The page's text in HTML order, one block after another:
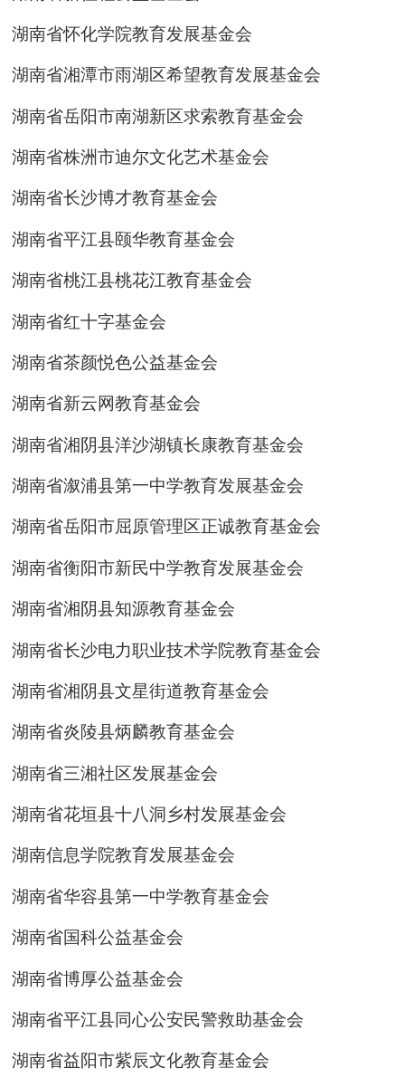
湖南省怀化学院教育发展基金会
湖南省湘潭市雨湖区希望教育发展基金会
湖南省岳阳市南湖新区求索教育基金会
湖南省株洲市迪尔文化艺术基金会
湖南省长沙博才教育基金会
湖南省平江县颐华教育基金会
湖南省桃江县桃花江教育基金会
湖南省红十字基金会
湖南省茶颜悦色公益基金会
湖南省新云网教育基金会
湖南省湘阴县洋沙湖镇长康教育基金会
湖南省溆浦县第一中学教育发展基金会
湖南省岳阳市屈原管理区正诚教育基金会
湖南省衡阳市新民中学教育发展基金会
湖南省湘阴县知源教育基金会
湖南省长沙电力职业技术学院教育基金会
湖南省湘阴县文星街道教育基金会
湖南省炎陵县炳麟教育基金会
湖南省三湘社区发展基金会
湖南省花垣县十八洞乡村发展基金会
湖南信息学院教育发展基金会
湖南省华容县第一中学教育基金会
湖南省国科公益基金会
湖南省博厚公益基金会
湖南省平江县同心公安民警救助基金会
湖南省益阳市紫辰文化教育基金会